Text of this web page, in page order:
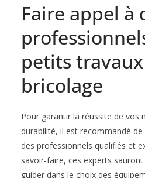
Faire appel à
petits
bricolage
Pour garantir la réussite de vos
durabilité, il est recommandé de
des professionnels qualifiés et
savoir-faire, ces experts
guider dans le choix des